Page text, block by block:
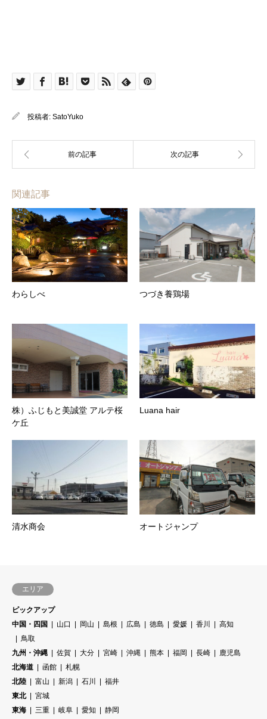
投稿者: SatoYuko
関連記事
わらしべ つづき養鶏場
株）ふじもと美誠堂 アルテ桜
ケ丘
Luana hair
清水商会 オートジャンプ
エリア
ピックアップ
中国・四国
山口 岡山 島根 広島 徳島 愛媛 香川
高知
鳥取
九州・沖縄
佐賀 大分 宮崎 沖縄 熊本 福岡 長崎
鹿児島
北海道
函館
札幌
北陸
富山 新潟 石川
福井
東北
宮城
東海
三重 岐阜 愛知
静岡